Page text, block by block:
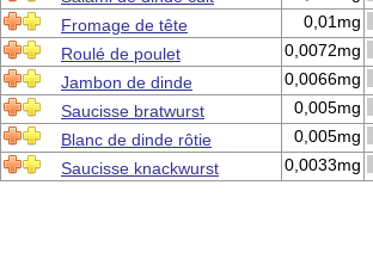
Fromage de tête
0,01mg
Roulé de poulet
0,0072mg
Jambon de dinde
0,0066mg
Saucisse bratwurst
0,005mg
Blanc de dinde rôtie
0,005mg
Saucisse knackwurst
0,0033mg